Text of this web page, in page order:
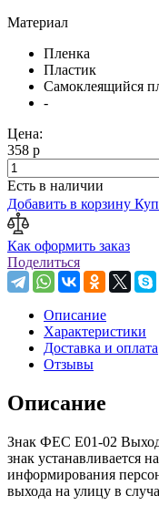
Материал
Пленка
Пластик
Самоклеящийся
-
Цена:
358 р
Есть в наличии
Добавить в корзину
Как оформить заказ
Поделиться
Описание
Характеристики
Доставка и оплата
Отзывы
Описание
Знак ФЕС Е01-02
знак устанавливается
информирования
выхода на улицу в